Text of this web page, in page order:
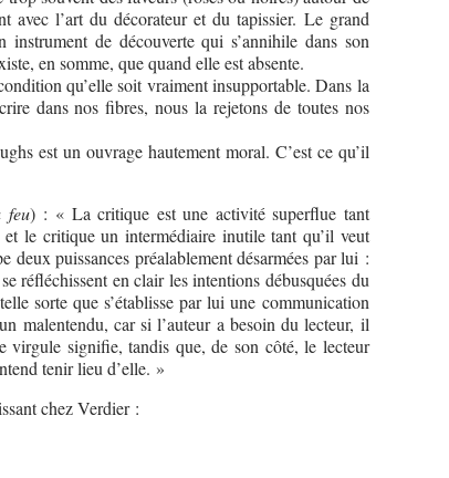
avec l’art du décorateur et du tapissier. Le grand
de découverte qui s’annihile dans son
en somme, que quand elle est absente.
qu’elle soit vraiment insupportable. Dans la
dans nos fibres, nous la rejetons de toutes nos
est un ouvrage hautement moral. C’est ce qu’il
feu) : « La critique est une activité superflue tant
le critique un intermédiaire inutile tant qu’il veut
deux puissances préalablement désarmées par lui :
réfléchissent en clair les intentions débusquées du
sorte que s’établisse par lui une communication
malentendu, car si l’auteur a besoin du lecteur, il
signifie, tandis que, de son côté, le lecteur
tenir lieu d’elle. »
chez Verdier :